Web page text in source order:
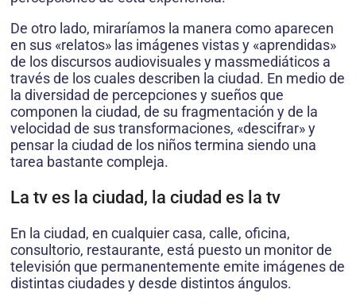
De otro lado, miraríamos la manera como aparecen
en sus «relatos» las imágenes vistas y «aprendidas»
de los discursos audiovisuales y massmediáticos a
través de los cuales describen la ciudad. En medio de
la diversidad de percepciones y sueños que
componen la ciudad, de su fragmentación y de la
velocidad de sus transformaciones, «descifrar» y
pensar la ciudad de los niños termina siendo una
tarea bastante compleja.
La tv es la ciudad, la ciudad es la tv
En la ciudad, en cualquier casa, calle, oficina,
consultorio, restaurante, está puesto un monitor de
televisión que permanentemente emite imágenes de
distintas ciudades y desde distintos ángulos.